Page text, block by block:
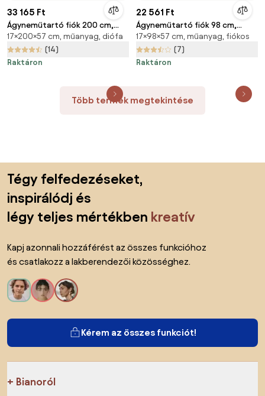
33 165 Ft
Ágyneműtartó fiók 200 cm,
diófa
17×200×57 cm, műanyag, diófa
(14)
Raktáron
22 561 Ft
Ágyneműtartó fiók 98 cm,
fehér
17×98×57 cm, műanyag, fiókos
(7)
Raktáron
Több termék megtekintése
Tégy felfedezéseket,
inspirálódj és
légy teljes mértékben kreatív
Kapj azonnali hozzáférést az összes funkcióhoz
és csatlakozz a lakberendezői közösséghez.
Kérem az összes funkciót!
Bianoról